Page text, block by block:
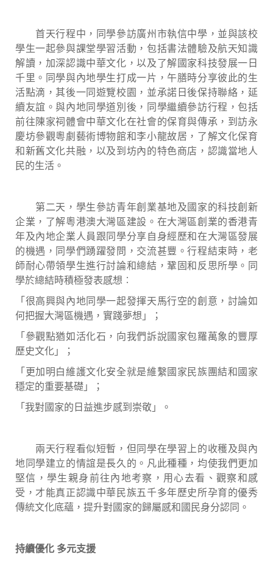
首天行程中，同學參訪廣州市執信中學，並與該校
學生一起參與課堂學習活動，包括書法體驗及航天知識
解讀，加深認識中華文化，以及了解國家科技發展一日
千里。同學與內地學生打成一片，午膳時分享彼此的生
活點滴，其後一同遊覽校園，並承諾日後保持聯絡，延
續友誼。與內地同學道別後，同學繼續參訪行程，包括
前往陳家祠體會中華文化在社會的保育與傳承，到訪永
慶坊參觀粵劇藝術博物館和李小龍故居，了解文化保育
和新舊文化共融，以及到坊內的特色商店，認識當地人
民的生活。
第二天，學生參訪青年創業基地及國家的科技創新
企業，了解粵港澳大灣區建設。在大灣區創業的香港青
年及內地企業人員跟同學分享自身經歷和在大灣區發展
的機遇，同學們踴躍發問，交流甚豐。行程結束時，老
師耐心帶領學生進行討論和總結，鞏固和反思所學。同
學於總結時積極發表感想︰
「很高興與內地同學一起發揮天馬行空的創意，討論如
何把握大灣區機遇，實踐夢想」；
「參觀點猶如活化石，向我們訴說國家包羅萬象的豐厚
歷史文化」；
「更加明白維護文化安全就是維繫國家民族團結和國家
穩定的重要基礎」；
「我對國家的日益進步感到崇敬」。
兩天行程看似短暫，但同學在學習上的收穫及與內
地同學建立的情誼是長久的。凡此種種，均使我們更加
堅信，學生親身前往內地考察，用心去看、觀察和感
受，才能真正認識中華民族五千多年歷史所孕育的優秀
傳統文化底蘊，提升對國家的歸屬感和國民身分認同。
持續優化 多元支援